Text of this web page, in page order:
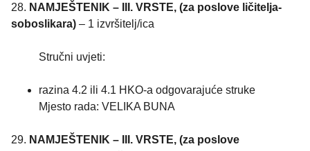
28. NAMJEŠTENIK – III. VRSTE, (za poslove ličitelja-
soboslikara) – 1 izvršitelj/ica
Stručni uvjeti:
razina 4.2 ili 4.1 HKO-a odgovarajuće struke
Mjesto rada: VELIKA BUNA
29. NAMJEŠTENIK – III. VRSTE, (za poslove